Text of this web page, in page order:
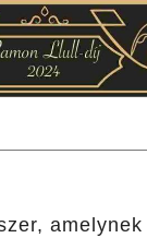
amelynek